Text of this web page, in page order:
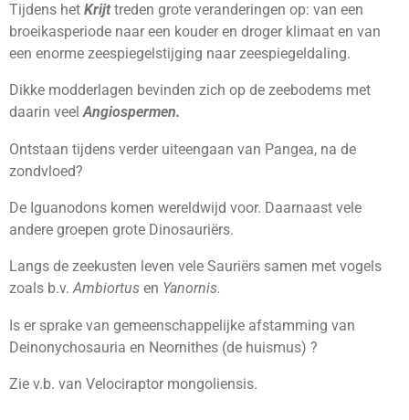
Tijdens het Krijttreden grote veranderingen op: van een
broeikasperiode naar een kouder en droger klimaat en van
een enorme zeespiegelstijging naar zeespiegeldaling.
Dikke modderlagen bevinden zich op de zeebodems met
daarin veelAngiospermen.
Ontstaan tijdens verder uiteengaan van Pangea, na de
zondvloed?
De Iguanodons komen wereldwijd voor. Daarnaast vele
andere groepen grote Dinosauriërs.
Langs de zeekusten leven vele Sauriërs samen met vogels
zoals b.v.Ambiortus en Yanornis.
Is er sprake van gemeenschappelijke afstamming van
Deinonychosauria en Neornithes (de huismus) ?
Zie v.b. van Velociraptor mongoliensis.